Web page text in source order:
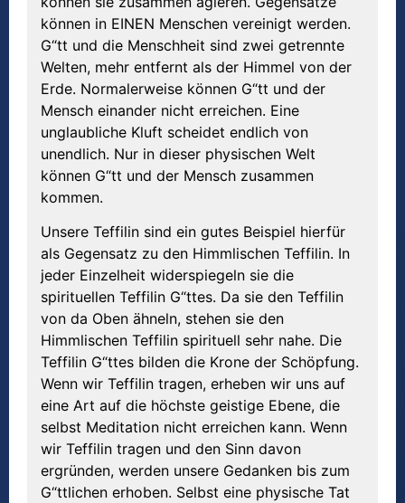
können in EINEN Menschen vereinigt werden.
G“tt und die Menschheit sind zwei getrennte
Welten, mehr entfernt als der Himmel von der
Erde. Normalerweise können G“tt und der
Mensch einander nicht erreichen. Eine
unglaubliche Kluft scheidet endlich von
unendlich. Nur in dieser physischen Welt
können G“tt und der Mensch zusammen
kommen.
Unsere Teffilin sind ein gutes Beispiel hierfür
als Gegensatz zu den Himmlischen Teffilin. In
jeder Einzelheit widerspiegeln sie die
spirituellen Teffilin G“ttes. Da sie den Teffilin
von da Oben ähneln, stehen sie den
Himmlischen Teffilin spirituell sehr nahe. Die
Teffilin G“ttes bilden die Krone der Schöpfung.
Wenn wir Teffilin tragen, erheben wir uns auf
eine Art auf die höchste geistige Ebene, die
selbst Meditation nicht erreichen kann. Wenn
wir Teffilin tragen und den Sinn davon
ergründen, werden unsere Gedanken bis zum
G“ttlichen erhoben. Selbst eine physische Tat